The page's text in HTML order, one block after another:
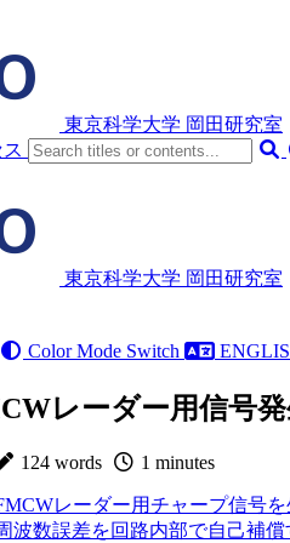
東京科学大学 岡田研究室
東京科学大学 岡田研究室
Color Mode Switch
レーダー用信号
124 words 1 minutes
レーダー用チャープ信号
波数誤差を回路内部で自己補